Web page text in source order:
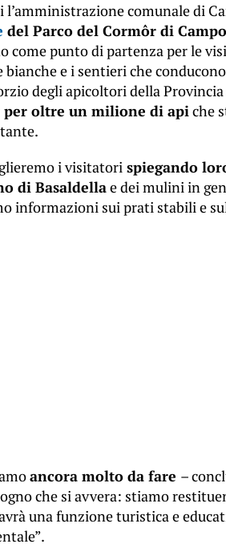
comunale di
del Parco del Cormôr di
come punto di partenza per le
bianche e i sentieri che
degli apicoltori della
per oltre un milione di apiche
i visitatori spiegando
di Basaldellae dei mulini in
informazioni sui prati stabili e
ancora molto da fare –
che si avvera: stiamo
una funzione turistica e